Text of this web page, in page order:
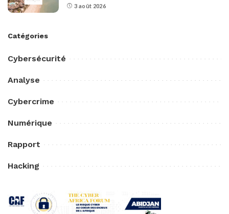
3 août 2026
Catégories
Cybersécurité
Analyse
Cybercrime
Numérique
Rapport
Hacking